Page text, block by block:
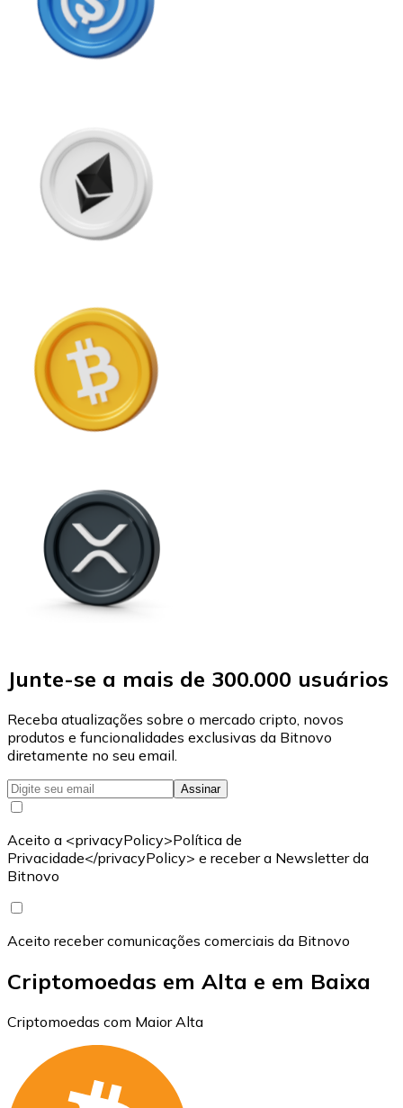
Junte-se a mais de 300.000 usuários
Receba atualizações sobre o mercado cripto, novos
produtos e funcionalidades exclusivas da Bitnovo
diretamente no seu email.
Assinar
Aceito a <privacyPolicy>Política de
Privacidade</privacyPolicy> e receber a Newsletter da
Bitnovo
Aceito receber comunicações comerciais da Bitnovo
Criptomoedas em Alta e em Baixa
Criptomoedas com Maior Alta